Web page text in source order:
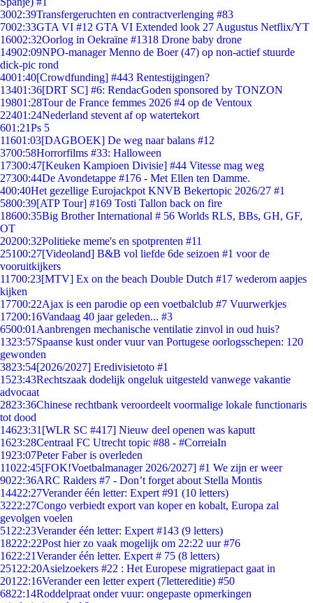
3002:39Transfergeruchten en contractverlenging #83
7002:33GTA VI #12 GTA VI Extended look 27 Augustus Netflix/YT
16002:32Oorlog in Oekraïne #1318 Drone baby drone
14902:09NPO-manager Menno de Boer (47) op non-actief stuurde
dick-pic rond
4001:40[Crowdfunding] #443 Rentestijgingen?
13401:36[DRT SC] #6: RendacGoden sponsored by TONZON
19801:28Tour de France femmes 2026 #4 op de Ventoux
22401:24Nederland stevent af op watertekort
601:21Ps 5
11601:03[DAGBOEK] De weg naar balans #12
3700:58Horrorfilms #33: Halloween
17300:47[Keuken Kampioen Divisie] #44 Vitesse mag weg
27300:44De Avondetappe #176 - Met Ellen ten Damme.
400:40Het gezellige Eurojackpot KNVB Bekertopic 2026/27 #1
5800:39[ATP Tour] #169 Tosti Tallon back on fire
18600:35Big Brother International # 56 Worlds RLS, BBs, GH, GF,
OT
20200:32Politieke meme's en spotprenten #11
25100:27[Videoland] B&B vol liefde 6de seizoen #1 voor de
vooruitkijkers
11700:23[MTV] Ex on the beach Double Dutch #17 wederom aapjes
kijken
17700:22Ajax is een parodie op een voetbalclub #7 Vuurwerkjes
17200:16Vandaag 40 jaar geleden... #3
6500:01 Aanbrengen mechanische ventilatie zinvol in oud huis?
1323:57Spaanse kust onder vuur van Portugese oorlogsschepen: 120
gewonden
3823:54[2026/2027] Eredivisietoto #1
1523:43Rechtszaak dodelijk ongeluk uitgesteld vanwege vakantie
advocaat
2823:36Chinese rechtbank veroordeelt voormalige lokale functionaris
tot dood
14623:31 [WLR SC #417] Nieuw deel openen was kaputt
1623:28Centraal FC Utrecht topic #88 - #CorreiaIn
1923:07Peter Faber is overleden
11022:45[FOK!Voetbalmanager 2026/2027] #1 We zijn er weer
9022:36ARC Raiders #7 - Don’t forget about Stella Montis
14422:27Verander één letter: Expert #91 (10 letters)
3222:27Congo verbiedt export van koper en kobalt, Europa zal
gevolgen voelen
51 22:23Verander één letter: Expert #143 (9 letters)
18222:22Post hier zo vaak mogelijk om 22:22 uur #76
1622:21Verander één letter. Expert # 75 (8 letters)
251 22:20Asielzoekers #22 : Het Europese migratiepact gaat in
201 22:16Verander een letter expert (7lettereditie) #50
6822:14Roddelpraat onder vuur: ongepaste opmerkingen